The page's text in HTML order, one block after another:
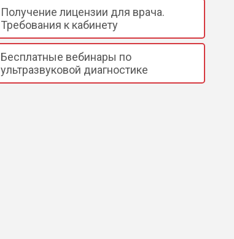
Получение лицензии для врача.
Требования к кабинету
Бесплатные вебинары по
ультразвуковой диагностике